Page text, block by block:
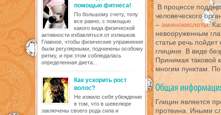
помощью фитнеса!
По большому счету, телу
все равно, с помощью
какого вида физической
активности избавляться от излишков.
Главное, чтобы физические упражнения
были регулярными, подчинены особому
ритму, и при этом соблюдалась
определенная диета...
Как ускорить рост
волос?
Не изжило себя убеждение
в том, что в шевелюре
заключены своего рода сила и
В процессе
человеческого
– аминокислоты.
невооруженным
статье речь
глицине. В виде
Принимая таковой
многим пунктам.
Глицин является
протеина. Иными